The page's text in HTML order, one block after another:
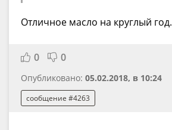
Отличное масло на круглый год.
0 0
Опубликовано: 05.02.2018, в 10:24
сообщение #4263